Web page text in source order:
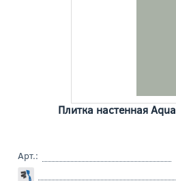
Плитка настенная
Арт.: